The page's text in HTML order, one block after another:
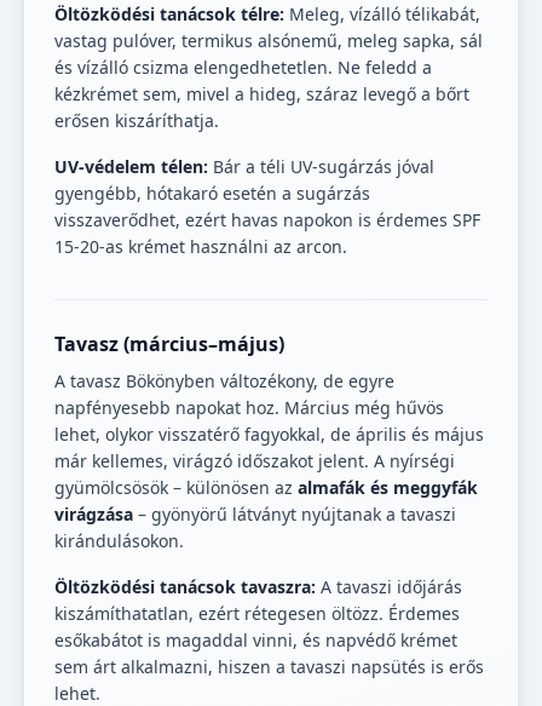
Öltözködési tanácsok télre: Meleg, vízálló télikabát,
vastag pulóver, termikus alsónemű, meleg sapka, sál
és vízálló csizma elengedhetetlen. Ne feledd a
kézkrémet sem, mivel a hideg, száraz levegő a bőrt
erősen kiszáríthatja.
UV-védelem télen: Bár a téli UV-sugárzás jóval
gyengébb, hótakaró esetén a sugárzás
visszaverődhet, ezért havas napokon is érdemes SPF
15-20-as krémet használni az arcon.
Tavasz (március–május)
A tavasz Bökönyben változékony, de egyre
napfényesebb napokat hoz. Március még hűvös
lehet, olykor visszatérő fagyokkal, de április és május
már kellemes, virágzó időszakot jelent. A nyírségi
gyümölcsösök – különösen az almafák és meggyfák
virágzása – gyönyörű látványt nyújtanak a tavaszi
kirándulásokon.
Öltözködési tanácsok tavaszra: A tavaszi időjárás
kiszámíthatatlan, ezért rétegesen öltözz. Érdemes
esőkabátot is magaddal vinni, és napvédő krémet
sem árt alkalmazni, hiszen a tavaszi napsütés is erős
lehet.